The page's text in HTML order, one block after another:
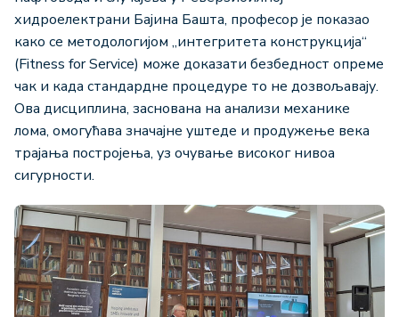
хидроелектрани Бајина Башта, професор је показао
како се методологијом „интегритета конструкција“
(Fitness for Service) може доказати безбедност опреме
чак и када стандардне процедуре то не дозвољавају.
Ова дисциплина, заснована на анализи механике
лома, омогућава значајне уштеде и продужење века
трајања постројења, уз очување високог нивоа
сигурности.